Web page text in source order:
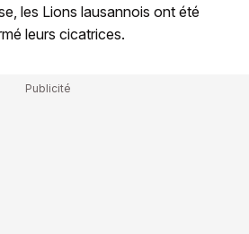
les Lions lausannois ont été
leurs cicatrices.